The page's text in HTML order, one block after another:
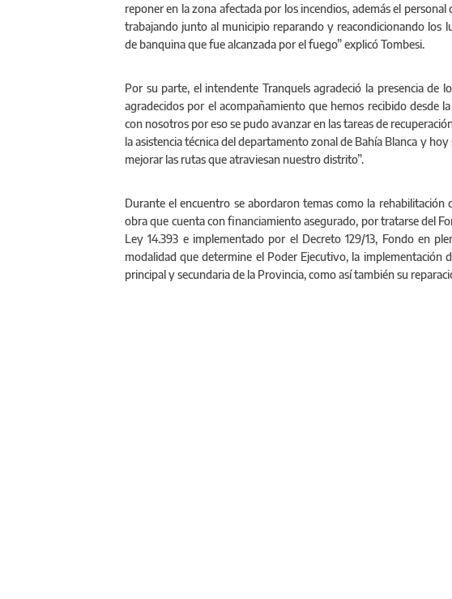
reponer en la zona afectada por los incendios, además el
trabajando junto al municipio reparando y reacondicionando los
de banquina que fue alcanzada por el fuego” explicó Tombesi.
Por su parte, el intendente Tranquels agradeció la presencia de
agradecidos por el acompañamiento que hemos recibido desde
con nosotros por eso se pudo avanzar en las tareas de
la asistencia técnica del departamento zonal de Bahía Blanca y
mejorar las rutas que atraviesan nuestro distrito”.
Durante el encuentro se abordaron temas como la rehabilitación
obra que cuenta con financiamiento asegurado, por tratarse del
Ley 14.393 e implementado por el Decreto 129/13, Fondo en
modalidad que determine el Poder Ejecutivo, la implementación
principal y secundaria de la Provincia, como así también su